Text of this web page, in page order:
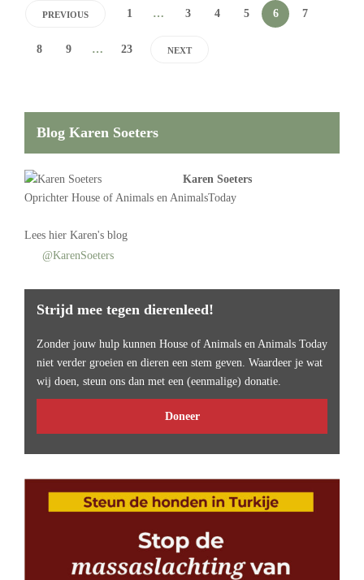
PREVIOUS 1 … 3 4 5 6 7
8 9 … 23 NEXT
Blog Karen Soeters
Karen Soeters
Oprichter House of Animals en AnimalsToday
Lees hier Karen's blog
@KarenSoeters
Strijd mee tegen dierenleed!
Zonder jouw hulp kunnen House of Animals en Animals Today
niet verder groeien en dieren een stem geven. Waardeer je wat
wij doen, steun ons dan met een (eenmalige) donatie.
Doneer